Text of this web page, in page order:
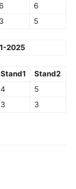
6
6
3 5
2025
Stand1
Stand2
4
5
3 3